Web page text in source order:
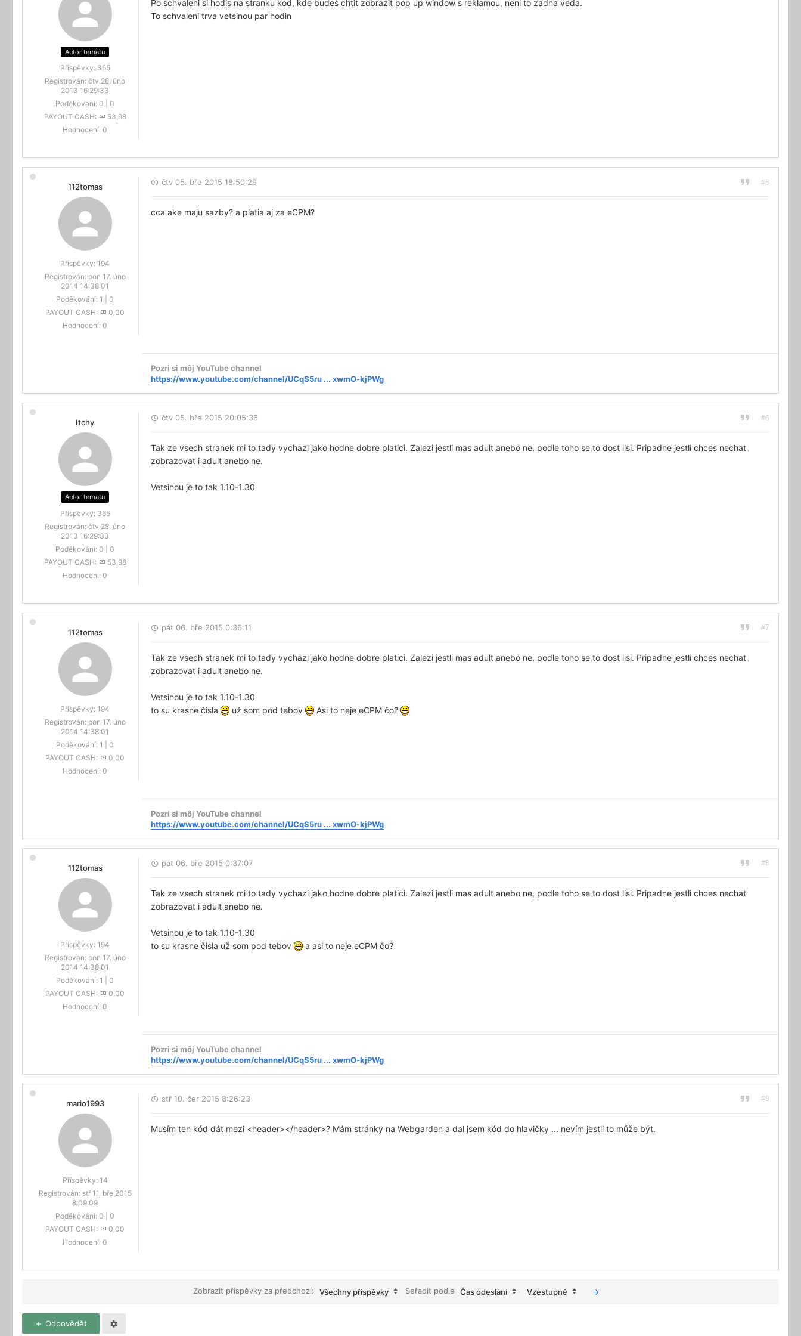
Autor tematu
Příspěvky: 365
Registrován: čtv 28. úno
2013 16:29:33
Poděkování: 0
0
PAYOUT CASH:
53,98
Hodnocení: 0
Po schvaleni si hodis na stranku kod, kde budes chtit zobrazit pop up window s reklamou, neni to zadna veda.
To schvaleni trva vetsinou par hodin
112tomas
Příspěvky: 194
Registrován: pon 17. úno
2014 14:38:01
Poděkování: 1
0
PAYOUT CASH:
0,00
Hodnocení: 0
#5
čtv 05. bře 2015 18:50:29
cca ake maju sazby? a platia aj za eCPM?
Pozri si môj YouTube channel
https://www.youtube.com/channel/UCqS5ru ... xwmO-kjPWg
Itchy
Autor tematu
Příspěvky: 365
Registrován: čtv 28. úno
2013 16:29:33
Poděkování: 0
0
PAYOUT CASH:
53,98
Hodnocení: 0
#6
čtv 05. bře 2015 20:05:36
Tak ze vsech stranek mi to tady vychazi jako hodne dobre platici. Zalezi jestli mas adult anebo ne, podle toho se to dost lisi. Pripadne jestli chces nechat
zobrazovat i adult anebo ne.
Vetsinou je to tak 1.10-1.30
112tomas
Příspěvky: 194
Registrován: pon 17. úno
2014 14:38:01
Poděkování: 1
0
PAYOUT CASH:
0,00
Hodnocení: 0
#7
pát 06. bře 2015 0:36:11
Tak ze vsech stranek mi to tady vychazi jako hodne dobre platici. Zalezi jestli mas adult anebo ne, podle toho se to dost lisi. Pripadne jestli chces nechat
zobrazovat i adult anebo ne.
Vetsinou je to tak 1.10-1.30
to su krasne čisla
už som pod tebov Asi to neje eCPM čo?
Pozri si môj YouTube channel
https://www.youtube.com/channel/UCqS5ru ... xwmO-kjPWg
112tomas
Příspěvky: 194
Registrován: pon 17. úno
2014 14:38:01
Poděkování: 1
0
PAYOUT CASH:
0,00
Hodnocení: 0
#8
pát 06. bře 2015 0:37:07
Tak ze vsech stranek mi to tady vychazi jako hodne dobre platici. Zalezi jestli mas adult anebo ne, podle toho se to dost lisi. Pripadne jestli chces nechat
zobrazovat i adult anebo ne.
Vetsinou je to tak 1.10-1.30
to su krasne čisla už som pod tebov
a asi to neje eCPM čo?
Pozri si môj YouTube channel
https://www.youtube.com/channel/UCqS5ru ... xwmO-kjPWg
mario1993
Příspěvky: 14
Registrován: stř 11. bře 2015
8:09:09
Poděkování: 0
0
PAYOUT CASH:
0,00
Hodnocení: 0
#9
stř 10. čer 2015 8:26:23
Musím ten kód dát mezi <header></header>? Mám stránky na Webgarden a dal jsem kód do hlavičky ... nevím jestli to může být.
Zobrazit příspěvky za předchozí: Všechny příspěvky Seřadit podle Čas odeslání Vzestupně
Odpovědět